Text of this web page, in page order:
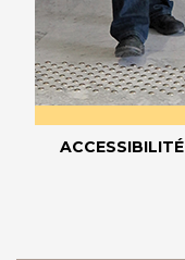
ACCESSIBILITÉ